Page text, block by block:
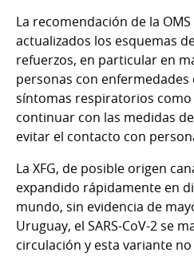
La recomendación de la
actualizados los esquemas
refuerzos, en particular en
personas con
síntomas respiratorios
continuar con las medidas
evitar el contacto con
La XFG, de posible origen
expandido rápidamente en
mundo, sin evidencia de
Uruguay, el SARS-CoV-2 se
circulación y esta variante